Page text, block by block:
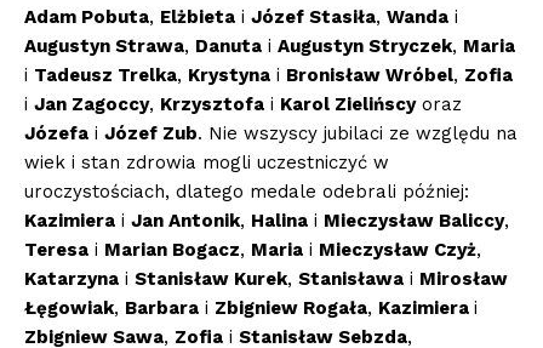
Adam Pobuta, Elżbieta i Józef Stasiła, Wanda i
Augustyn Strawa, Danuta i Augustyn Stryczek, Maria
i Tadeusz Trelka, Krystyna i Bronisław Wróbel, Zofia
i Jan Zagoccy, Krzysztofa i Karol Zielińscyoraz
Józefa i Józef Zub. Nie wszyscy jubilaci ze względu na
wiek i stan zdrowia mogli uczestniczyć w
uroczystościach, dlatego medale odebrali później:
Kazimiera i Jan Antonik, Halina i Mieczysław Baliccy,
Teresa i Marian Bogacz, Maria i Mieczysław Czyż,
Katarzyna i Stanisław Kurek, Stanisława i Mirosław
Łęgowiak, Barbara i Zbigniew Rogała, Kazimiera i
Zbigniew Sawa, Zofia i Stanisław Sebzda,